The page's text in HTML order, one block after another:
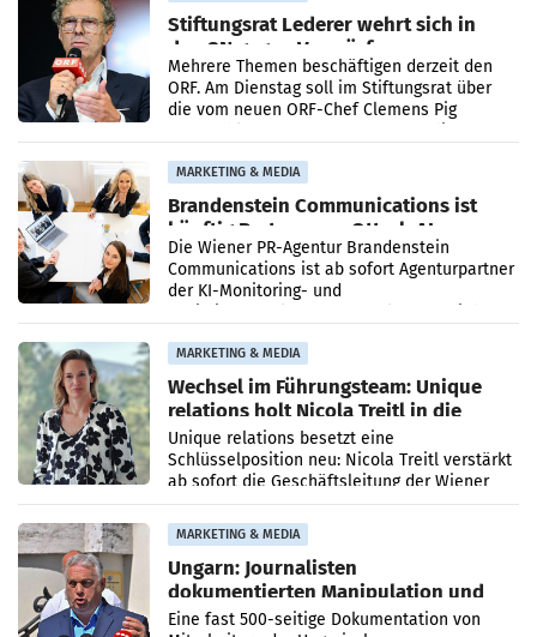
Stiftungsrat Lederer wehrt sich in
den SN gegen Vorwürfe
Mehrere Themen beschäftigen derzeit den
ORF. Am Dienstag soll im Stiftungsrat über
die vom neuen ORF-Chef Clemens Pig
MARKETING & MEDIA
Brandenstein Communications ist
künftig Partner von OtterlyAI
Die Wiener PR-Agentur Brandenstein
Communications ist ab sofort Agenturpartner
der KI-Monitoring- und
MARKETING & MEDIA
Wechsel im Führungsteam: Unique
relations holt Nicola Treitl in die
Geschäftsleitung
Unique relations besetzt eine
Schlüsselposition neu: Nicola Treitl verstärkt
ab sofort die Geschäftsleitung der Wiener
PR-Agentur an der Seite von Josef Kalina und
Anna Kalina-Mahr.
MARKETING & MEDIA
Ungarn: Journalisten
dokumentierten Manipulation und
Zensur
Eine fast 500-seitige Dokumentation von